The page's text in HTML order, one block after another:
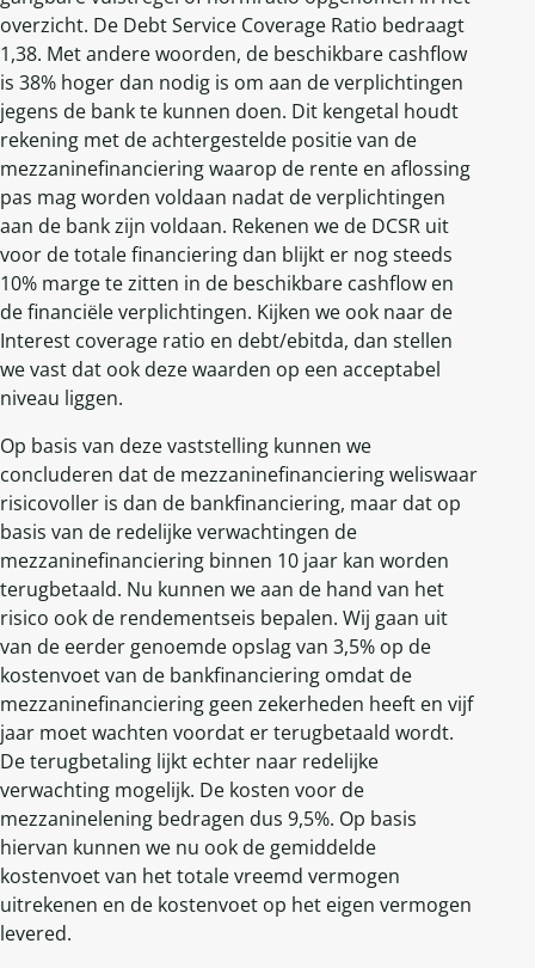
overzicht. De Debt Service Coverage Ratio bedraagt
1,38. Met andere woorden, de beschikbare cashflow
is 38% hoger dan nodig is om aan de verplichtingen
jegens de bank te kunnen doen. Dit kengetal houdt
rekening met de achtergestelde positie van de
mezzaninefinanciering waarop de rente en aflossing
pas mag worden voldaan nadat de verplichtingen
aan de bank zijn voldaan. Rekenen we de DCSR uit
voor de totale financiering dan blijkt er nog steeds
10% marge te zitten in de beschikbare cashflow en
de financiële verplichtingen. Kijken we ook naar de
Interest coverage ratio en debt/ebitda, dan stellen
we vast dat ook deze waarden op een acceptabel
niveau liggen.
Op basis van deze vaststelling kunnen we
concluderen dat de mezzaninefinanciering weliswaar
risicovoller is dan de bankfinanciering, maar dat op
basis van de redelijke verwachtingen de
mezzaninefinanciering binnen 10 jaar kan worden
terugbetaald. Nu kunnen we aan de hand van het
risico ook de rendementseis bepalen. Wij gaan uit
van de eerder genoemde opslag van 3,5% op de
kostenvoet van de bankfinanciering omdat de
mezzaninefinanciering geen zekerheden heeft en vijf
jaar moet wachten voordat er terugbetaald wordt.
De terugbetaling lijkt echter naar redelijke
verwachting mogelijk. De kosten voor de
mezzaninelening bedragen dus 9,5%. Op basis
hiervan kunnen we nu ook de gemiddelde
kostenvoet van het totale vreemd vermogen
uitrekenen en de kostenvoet op het eigen vermogen
levered.